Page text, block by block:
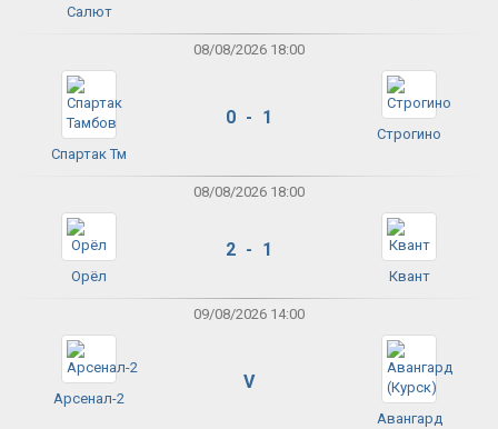
Салют
08/08/2026 18:00
Спартак Тм
0 - 1
Строгино
08/08/2026 18:00
Орёл
2 - 1
Квант
09/08/2026 14:00
Арсенал-2
V
Авангард